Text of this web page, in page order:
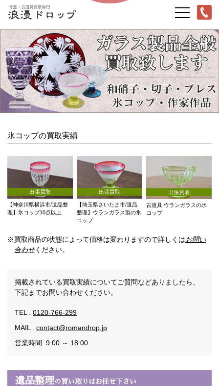
氷コップの買取実績
出張買取
【神奈川県横浜市/遺品整
理】氷コップ10点以上
出張買取
【埼玉県さいたま市/遺品
整理】ウランガラス製の氷
コップ
出張買取
古道具 ウランガラスの氷
コップ
※買取商品の状態によって価格は変わりますので詳しくはお問い
合わせください。
掲載されている買取実績についてご質問などありましたら、
下記までお問い合わせください。
TEL . 0120-766-299
MAIL . contact@romandrop.jp
営業時間. 9:00 ～ 18:00
遺品整理の買い取りはお任せ下さい